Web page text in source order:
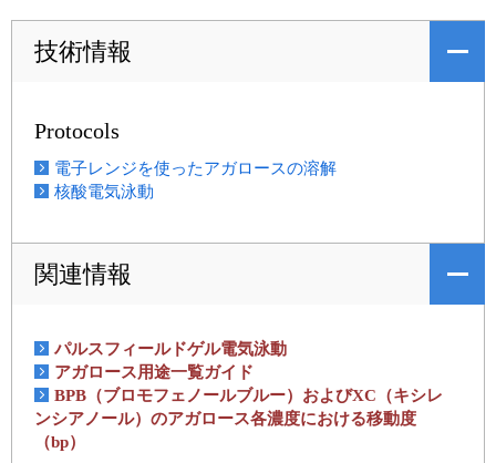
技術情報
Protocols
電子レンジを使ったアガロースの溶解
核酸電気泳動
関連情報
パルスフィールドゲル電気泳動
アガロース用途一覧ガイド
BPB（ブロモフェノールブルー）およびXC（キシレ
ンシアノール）のアガロース各濃度における移動度
（bp）